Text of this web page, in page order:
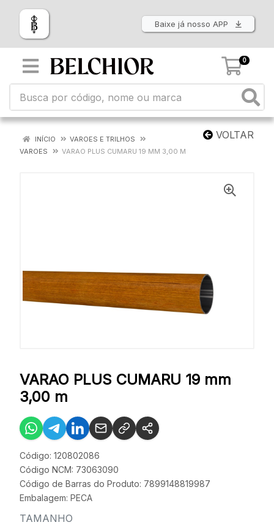
Baixe já nosso APP
0
VOLTAR
INÍCIO
VAROES E TRILHOS
VAROES
VARAO PLUS CUMARU 19 MM 3,00 M
VARAO PLUS CUMARU 19 mm
3,00 m
Código: 120802086
Código NCM: 73063090
Código de Barras do Produto: 7899148819987
Embalagem: PECA
TAMANHO